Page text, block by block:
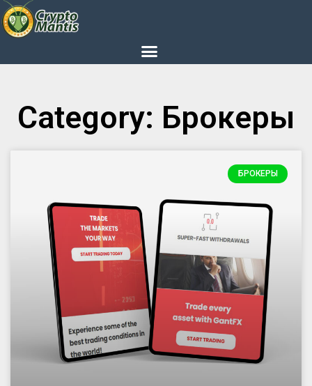
Category: Брокеры
БРОКЕРЫ